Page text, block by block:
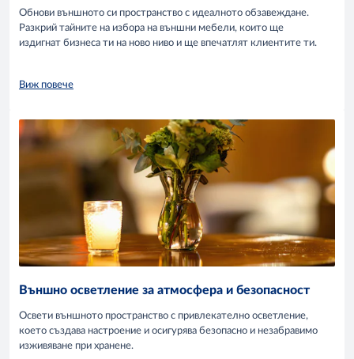
Обнови външното си пространство с идеалното обзавеждане.
Разкрий тайните на избора на външни мебели, които ще
издигнат бизнеса ти на ново ниво и ще впечатлят клиентите ти.
Виж повече
Външно осветление за атмосфера и безопасност
Освети външното пространство с привлекателно осветление,
което създава настроение и осигурява безопасно и незабравимо
изживяване при хранене.